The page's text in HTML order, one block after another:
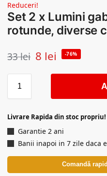
Reduceri!
Set 2 x Lumini
rotunde, diverse
33lei 8 lei -76%
Livrare Rapida din stoc propriu!
Garantie 2 ani
Banii inapoi in 7 zile daca
Comandă